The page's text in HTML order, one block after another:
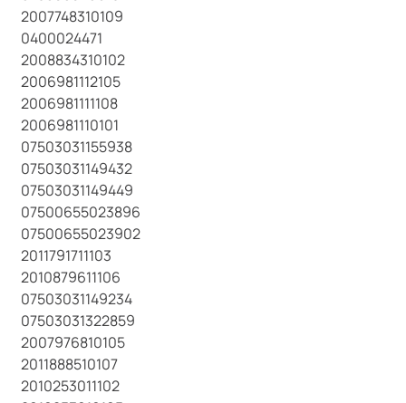
2007748310109
0400024471
2008834310102
2006981112105
2006981111108
2006981110101
07503031155938
07503031149432
07503031149449
07500655023896
07500655023902
2011791711103
2010879611106
07503031149234
07503031322859
2007976810105
2011888510107
2010253011102